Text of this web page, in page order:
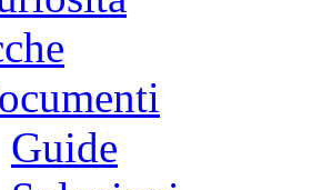
Guide